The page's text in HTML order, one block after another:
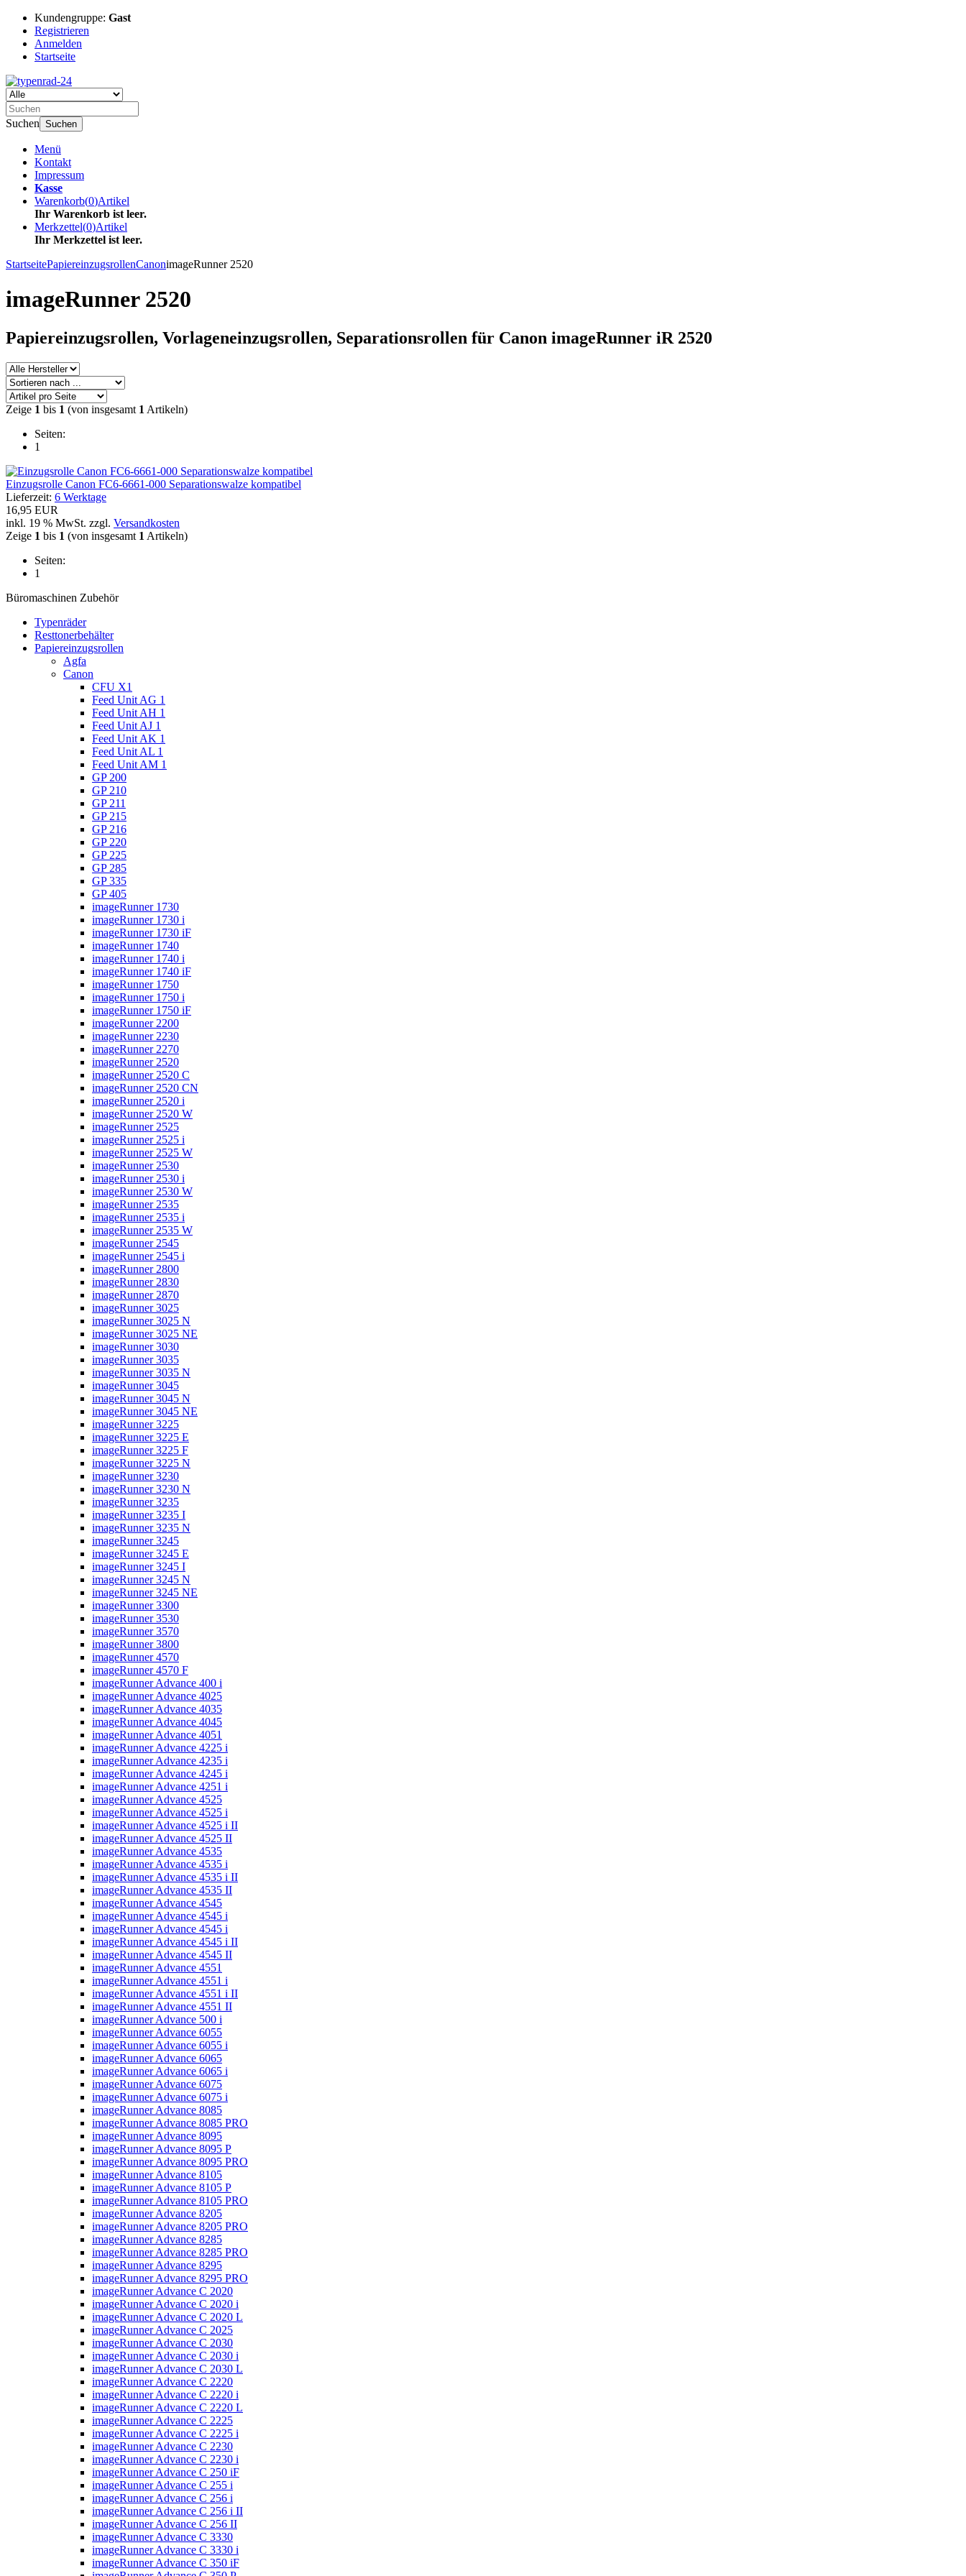
Kundengruppe: Gast
Registrieren
Anmelden
Startseite
Suchen Suchen
Menü
Kontakt
Impressum
Kasse
Warenkorb(0)Artikel
Ihr Warenkorb ist leer.
Merkzettel(0)Artikel
Ihr Merkzettel ist leer.
StartseitePapiereinzugsrollenCanonimageRunner 2520
imageRunner 2520
Papiereinzugsrollen, Vorlageneinzugsrollen, Separationsrollen für Canon imageRunner iR 2520
Zeige 1 bis 1 (von insgesamt 1 Artikeln)
Seiten:
1
Einzugsrolle Canon FC6-6661-000 Separationswalze kompatibel
Lieferzeit: 6 Werktage
16,95 EUR
inkl. 19 % MwSt. zzgl. Versandkosten
Zeige 1 bis 1 (von insgesamt 1 Artikeln)
Seiten:
1
Büromaschinen Zubehör
Typenräder
Resttonerbehälter
Papiereinzugsrollen
Agfa
Canon
CFU X1
Feed Unit AG 1
Feed Unit AH 1
Feed Unit AJ 1
Feed Unit AK 1
Feed Unit AL 1
Feed Unit AM 1
GP 200
GP 210
GP 211
GP 215
GP 216
GP 220
GP 225
GP 285
GP 335
GP 405
imageRunner 1730
imageRunner 1730 i
imageRunner 1730 iF
imageRunner 1740
imageRunner 1740 i
imageRunner 1740 iF
imageRunner 1750
imageRunner 1750 i
imageRunner 1750 iF
imageRunner 2200
imageRunner 2230
imageRunner 2270
imageRunner 2520
imageRunner 2520 C
imageRunner 2520 CN
imageRunner 2520 i
imageRunner 2520 W
imageRunner 2525
imageRunner 2525 i
imageRunner 2525 W
imageRunner 2530
imageRunner 2530 i
imageRunner 2530 W
imageRunner 2535
imageRunner 2535 i
imageRunner 2535 W
imageRunner 2545
imageRunner 2545 i
imageRunner 2800
imageRunner 2830
imageRunner 2870
imageRunner 3025
imageRunner 3025 N
imageRunner 3025 NE
imageRunner 3030
imageRunner 3035
imageRunner 3035 N
imageRunner 3045
imageRunner 3045 N
imageRunner 3045 NE
imageRunner 3225
imageRunner 3225 E
imageRunner 3225 F
imageRunner 3225 N
imageRunner 3230
imageRunner 3230 N
imageRunner 3235
imageRunner 3235 I
imageRunner 3235 N
imageRunner 3245
imageRunner 3245 E
imageRunner 3245 I
imageRunner 3245 N
imageRunner 3245 NE
imageRunner 3300
imageRunner 3530
imageRunner 3570
imageRunner 3800
imageRunner 4570
imageRunner 4570 F
imageRunner Advance 400 i
imageRunner Advance 4025
imageRunner Advance 4035
imageRunner Advance 4045
imageRunner Advance 4051
imageRunner Advance 4225 i
imageRunner Advance 4235 i
imageRunner Advance 4245 i
imageRunner Advance 4251 i
imageRunner Advance 4525
imageRunner Advance 4525 i
imageRunner Advance 4525 i II
imageRunner Advance 4525 II
imageRunner Advance 4535
imageRunner Advance 4535 i
imageRunner Advance 4535 i II
imageRunner Advance 4535 II
imageRunner Advance 4545
imageRunner Advance 4545 i
imageRunner Advance 4545 i
imageRunner Advance 4545 i II
imageRunner Advance 4545 II
imageRunner Advance 4551
imageRunner Advance 4551 i
imageRunner Advance 4551 i II
imageRunner Advance 4551 II
imageRunner Advance 500 i
imageRunner Advance 6055
imageRunner Advance 6055 i
imageRunner Advance 6065
imageRunner Advance 6065 i
imageRunner Advance 6075
imageRunner Advance 6075 i
imageRunner Advance 8085
imageRunner Advance 8085 PRO
imageRunner Advance 8095
imageRunner Advance 8095 P
imageRunner Advance 8095 PRO
imageRunner Advance 8105
imageRunner Advance 8105 P
imageRunner Advance 8105 PRO
imageRunner Advance 8205
imageRunner Advance 8205 PRO
imageRunner Advance 8285
imageRunner Advance 8285 PRO
imageRunner Advance 8295
imageRunner Advance 8295 PRO
imageRunner Advance C 2020
imageRunner Advance C 2020 i
imageRunner Advance C 2020 L
imageRunner Advance C 2025
imageRunner Advance C 2030
imageRunner Advance C 2030 i
imageRunner Advance C 2030 L
imageRunner Advance C 2220
imageRunner Advance C 2220 i
imageRunner Advance C 2220 L
imageRunner Advance C 2225
imageRunner Advance C 2225 i
imageRunner Advance C 2230
imageRunner Advance C 2230 i
imageRunner Advance C 250 iF
imageRunner Advance C 255 i
imageRunner Advance C 256 i
imageRunner Advance C 256 i II
imageRunner Advance C 256 II
imageRunner Advance C 3330
imageRunner Advance C 3330 i
imageRunner Advance C 350 iF